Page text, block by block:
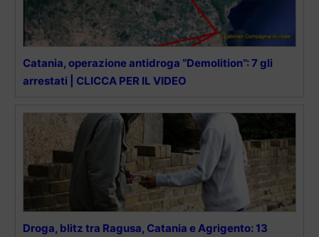
Catania, operazione antidroga “Demolition”: 7 gli
arrestati | CLICCA PER IL VIDEO
Droga, blitz tra Ragusa, Catania e Agrigento: 13